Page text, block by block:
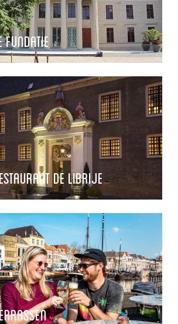
Fundatie
De Librije